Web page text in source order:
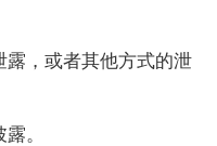
，或者其他方式的泄
。